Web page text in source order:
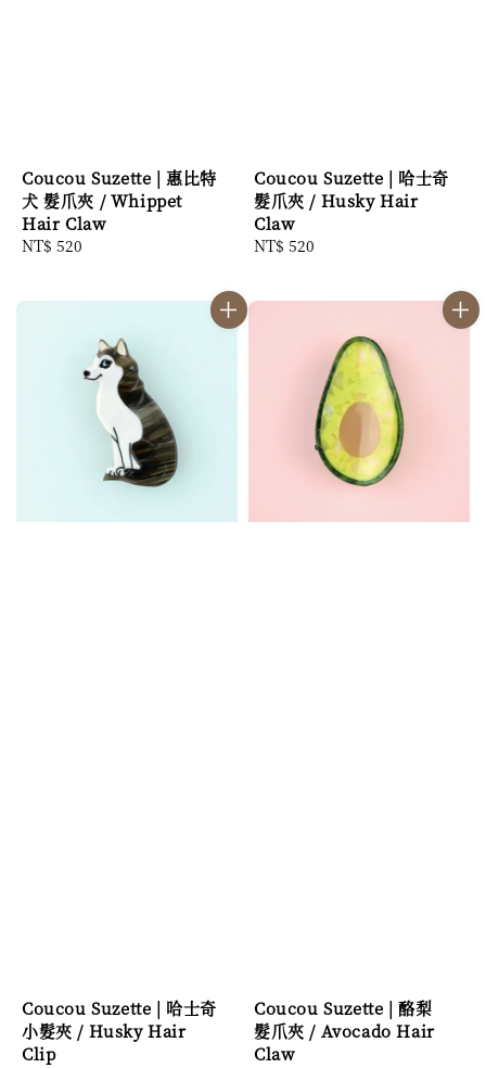
Coucou Suzette | 惠比特
犬 髮爪夾 / Whippet
Hair Claw
Regular
NT$ 520
Coucou Suzette | 哈士奇
髮爪夾 / Husky Hair
Claw
Regular
NT$ 520
Coucou Suzette | 哈士奇
小髮夾 / Husky Hair
Clip
Coucou Suzette | 酪梨
髮爪夾 / Avocado Hair
Claw